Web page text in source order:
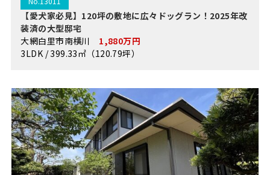
【愛犬家必見】120坪の敷地に広々ドッグラン！2025年改
装済の大型邸宅
大網白里市南横川 1,880万円
3LDK / 399.33㎡（120.79坪）